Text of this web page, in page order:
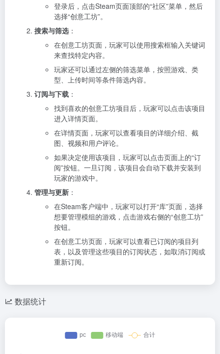
登录后，点击Steam页面顶部的“社区”菜单，然后
选择“创意工坊”。
搜索与筛选：
在创意工坊页面，玩家可以使用搜索框输入关键词
来查找特定内容。
玩家还可以通过左侧的筛选菜单，按照游戏、类
型、上传时间等条件筛选内容。
订阅与下载 ：
找到喜欢的创意工坊项目后，玩家可以点击该项目
进入详情页面。
在详情页面，玩家可以查看项目的详细介绍、截
图、视频和用户评论。
如果决定使用该项目，玩家可以点击页面上的“订
阅”按钮。一旦订阅，该项目会自动下载并安装到
玩家的游戏中。
管理与更新 ：
在Steam客户端中，玩家可以打开“库”页面，选择
想要管理模组的游戏，点击游戏右侧的“创意工坊”
按钮。
在创意工坊页面，玩家可以查看已订阅的项目列
表，以及管理这些项目的订阅状态，如取消订阅或
重新订阅。
数据统计